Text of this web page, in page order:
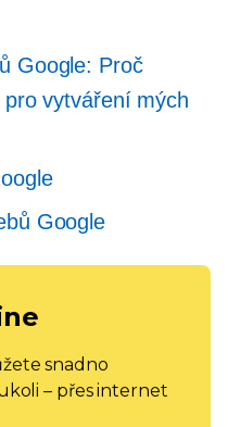
Google: Proč
vytváření mých
Google
snadno
– přes internet